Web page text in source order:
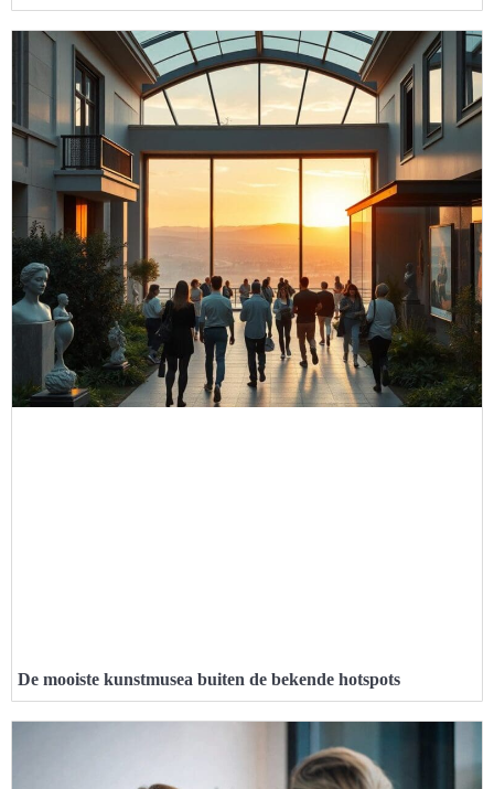
De mooiste kunstmusea buiten de bekende hotspots